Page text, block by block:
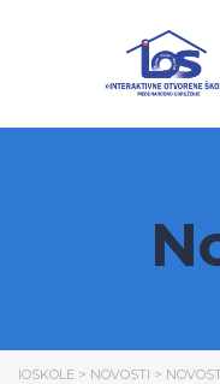
IOSKOLE > NOVOSTI >